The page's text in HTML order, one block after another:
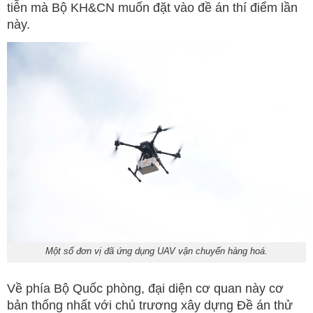
tiễn mà Bộ KH&CN muốn đặt vào đề án thí điểm lần
này.
Một số đơn vị đã ứng dụng UAV vận chuyển hàng hoá.
Về phía Bộ Quốc phòng, đại diện cơ quan này cơ
bản thống nhất với chủ trương xây dựng Đề án thử